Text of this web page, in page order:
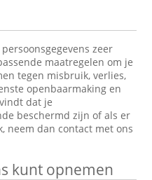
zeer
maatregelen om je
tegen misbruik, verlies,
openbaarmaking en
dat je
beschermd zijn of als er
neem dan contact met ons
kunt opnemen